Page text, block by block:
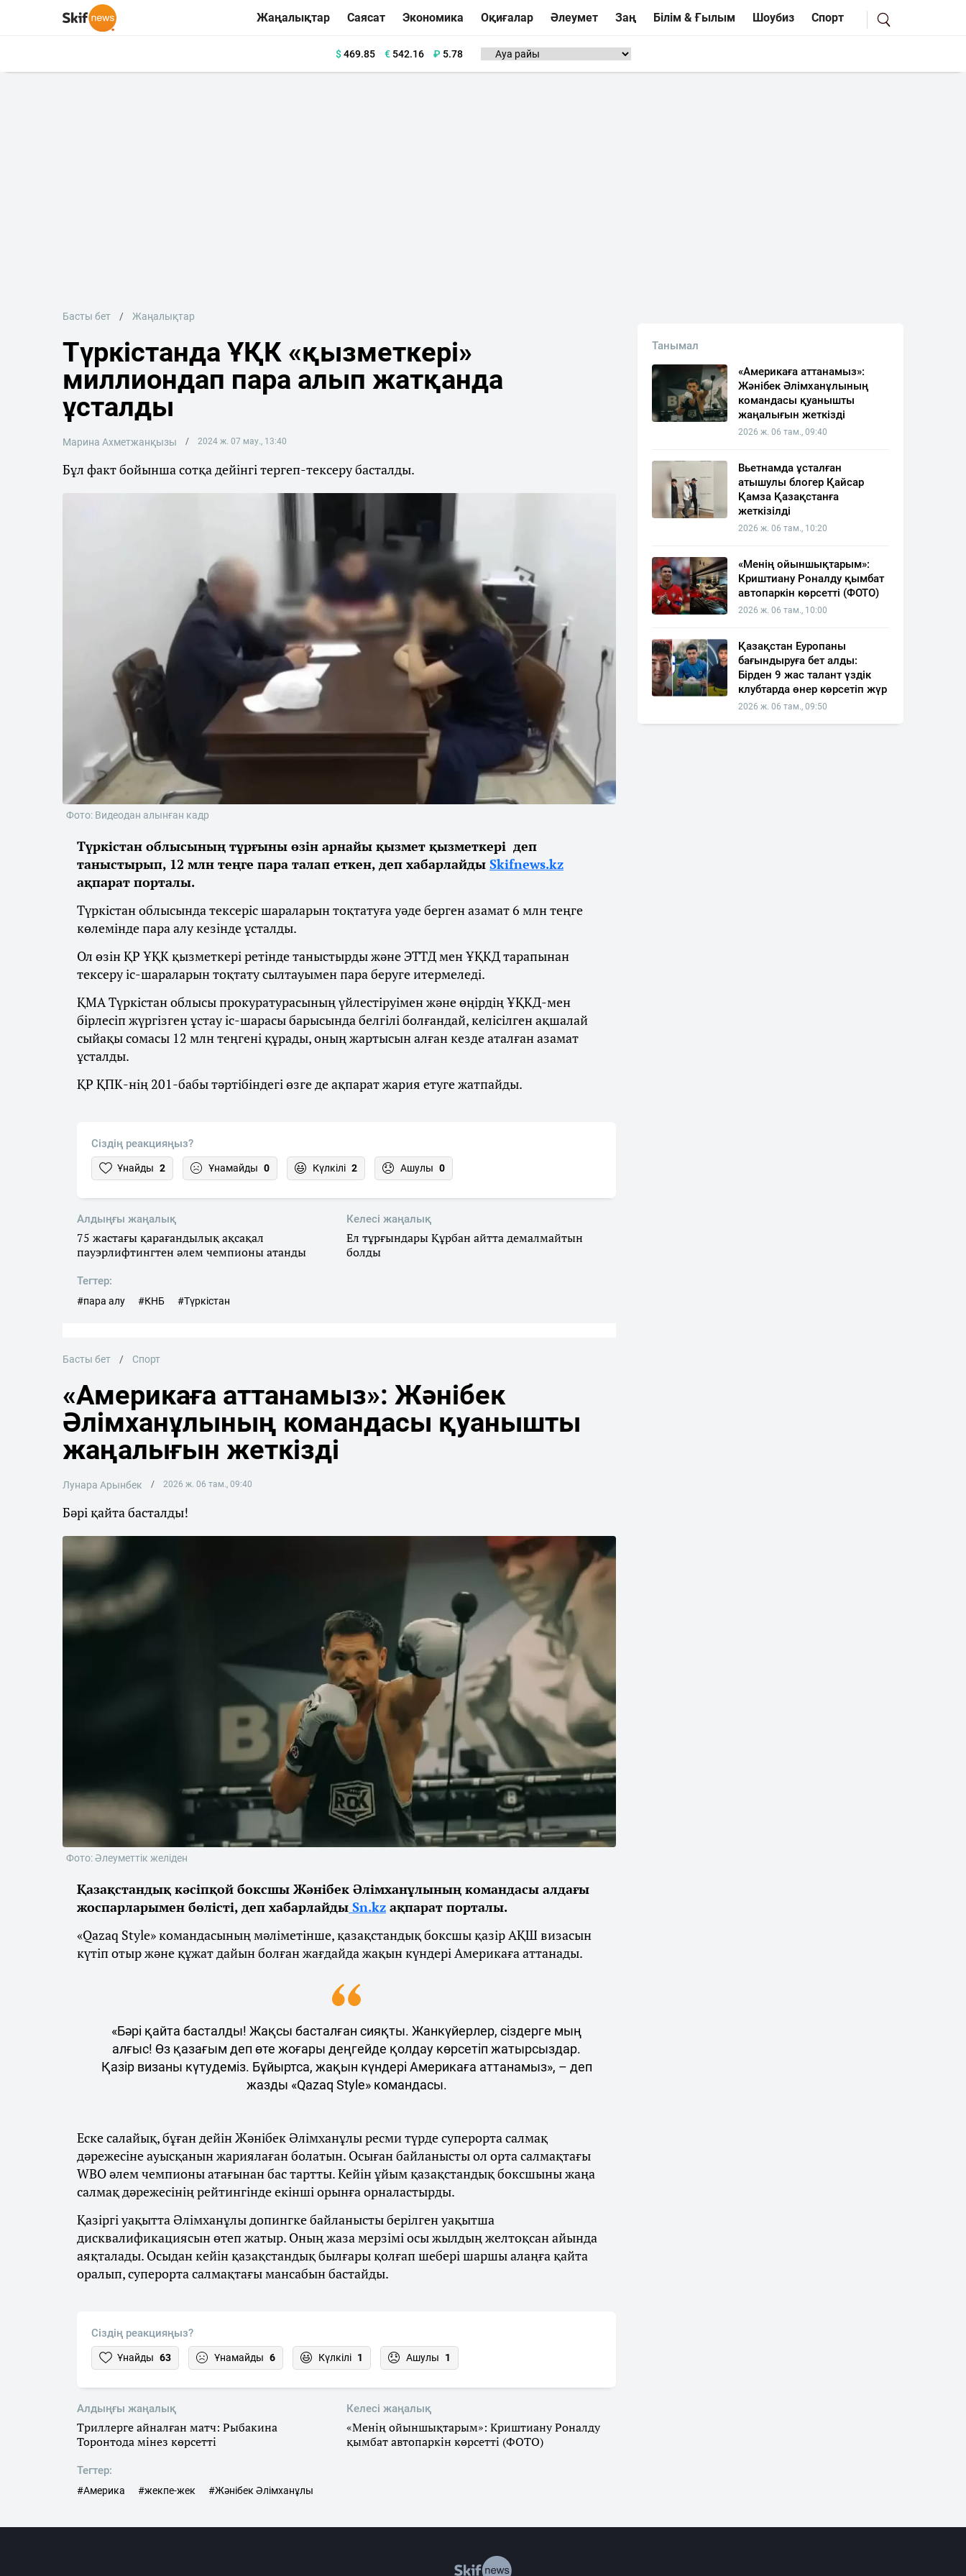
Жаңалықтар Саясат Экономика Оқиғалар Әлеумет Заң Білім & Ғылым Шоубиз Спорт
$469.85 €542.16 ₽ 5.78
Басты бет Жаңалықтар
Түркістанда ҰҚК «қызметкері»
миллиондап пара алып жатқанда
ұсталды
Марина Ахметжанқызы 2024 ж. 07 мау., 13:40
Бұл факт бойынша сотқа дейінгі тергеп-тексеру басталды.
Фото: Видеодан алынған кадр
Түркістан облысының тұрғыны өзін арнайы қызмет қызметкері деп
таныстырып, 12 млн теңге пара талап еткен, деп хабарлайды Skifnews.kz
ақпарат порталы.
Түркістан облысында тексеріс шараларын тоқтатуға уәде берген азамат 6 млн теңге
көлемінде пара алу кезінде ұсталды.
Ол өзін ҚР ҰҚК қызметкері ретінде таныстырды және ЭТТД мен ҰҚКД тарапынан
тексеру іс-шараларын тоқтату сылтауымен пара беруге итермеледі.
ҚМА Түркістан облысы прокуратурасының үйлестіруімен және өңірдің ҰҚКД-мен
бірлесіп жүргізген ұстау іс-шарасы барысында белгілі болғандай, келісілген ақшалай
сыйақы сомасы 12 млн теңгені құрады, оның жартысын алған кезде аталған азамат
ұсталды.
ҚР ҚПК-нің 201-бабы тәртібіндегі өзге де ақпарат жария етуге жатпайды.
Сіздің реакцияңыз?
Ұнайды 2 Ұнамайды 0 Күлкілі 2 Ашулы 0
Алдыңғы жаңалық
75 жастағы қарағандылық ақсақал
пауэрлифтингтен әлем чемпионы атанды
Келесі жаңалық
Ел тұрғындары Құрбан айтта демалмайтын
болды
Тегтер:
#пара алу #КНБ #Түркістан
Басты бет Спорт
«Америкаға аттанамыз»: Жәнібек
Әлімханұлының командасы қуанышты
жаңалығын жеткізді
Лунара Арынбек 2026 ж. 06 там., 09:40
Бәрі қайта басталды!
Фото: Әлеуметтік желіден
Қазақстандық кәсіпқой боксшы Жәнібек Әлімханұлының командасы алдағы
жоспарларымен бөлісті, деп хабарлайды Sn.kz ақпарат порталы.
«Qazaq Style» командасының мәліметінше, қазақстандық боксшы қазір АҚШ визасын
күтіп отыр және құжат дайын болған жағдайда жақын күндері Америкаға аттанады.
«Бәрі қайта басталды! Жақсы басталған сияқты. Жанкүйерлер, сіздерге мың
алғыс! Өз қазағым деп өте жоғары деңгейде қолдау көрсетіп жатырсыздар.
Қазір визаны күтудеміз. Бұйыртса, жақын күндері Америкаға аттанамыз», – деп
жазды «Qazaq Style» командасы.
Еске салайық, бұған дейін Жәнібек Әлімханұлы ресми түрде суперорта салмақ
дәрежесіне ауысқанын жариялаған болатын. Осыған байланысты ол орта салмақтағы
WBO әлем чемпионы атағынан бас тартты. Кейін ұйым қазақстандық боксшыны жаңа
салмақ дәрежесінің рейтингінде екінші орынға орналастырды.
Қазіргі уақытта Әлімханұлы допингке байланысты берілген уақытша
дисквалификациясын өтеп жатыр. Оның жаза мерзімі осы жылдың желтоқсан айында
аяқталады. Осыдан кейін қазақстандық былғары қолғап шебері шаршы алаңға қайта
оралып, суперорта салмақтағы мансабын бастайды.
Сіздің реакцияңыз?
Ұнайды 63 Ұнамайды 6 Күлкілі 1 Ашулы 1
Алдыңғы жаңалық
Триллерге айналған матч: Рыбакина
Торонтода мінез көрсетті
Келесі жаңалық
«Менің ойыншықтарым»: Криштиану Роналду
қымбат автопаркін көрсетті (ФОТО)
Тегтер:
#Америка #жекпе-жек #Жәнібек Әлімханұлы
Танымал
«Америкаға аттанамыз»:
Жәнібек Әлімханұлының
командасы қуанышты
жаңалығын жеткізді
2026 ж. 06 там., 09:40
Вьетнамда ұсталған
атышулы блогер Қайсар
Қамза Қазақстанға
жеткізілді
2026 ж. 06 там., 10:20
«Менің ойыншықтарым»:
Криштиану Роналду қымбат
автопаркін көрсетті (ФОТО)
2026 ж. 06 там., 10:00
Қазақстан Еуропаны
бағындыруға бет алды:
Бірден 9 жас талант үздік
клубтарда өнер көрсетіп жүр
2026 ж. 06 там., 09:50